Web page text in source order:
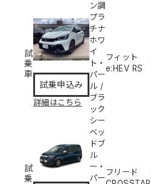
ン調
試
乗
車
試乗申込み
詳細はこちら
プラ
チナ
ホワ
イ
ト・
パー
ル/
ブラ
ック
フィット
e:HEV RS
試
乗
シー
ベッ
ドブ
ル
ー・
パー
フリード